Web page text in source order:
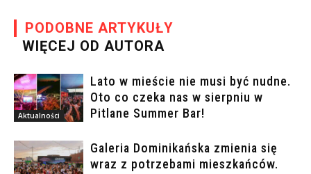
PODOBNE ARTYKUŁY
WIĘCEJ OD AUTORA
Aktualności
Lato w mieście nie musi być nudne.
Oto co czeka nas w sierpniu w
Pitlane Summer Bar!
Galeria Dominikańska zmienia się
wraz z potrzebami mieszkańców.